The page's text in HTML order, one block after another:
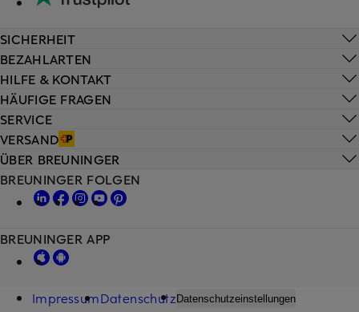
HILFE & KONTAKT
HÄUFIGE FRAGEN
SERVICE
VERSAND
SICHERHEIT
BEZAHLARTEN
ÜBER BREUNINGER
BREUNINGER FOLGEN
BREUNINGER APP
ImpressumDatenschutzDatenschutzeinstellungen